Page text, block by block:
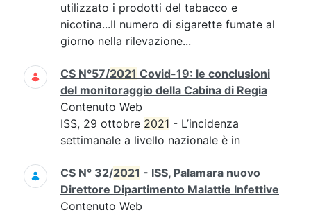
utilizzato i prodotti del tabacco e
nicotina...Il numero di sigarette fumate al
giorno nella rilevazione...
CS N°57/2021 Covid-19: le conclusioni
del monitoraggio della Cabina di Regia
Contenuto Web
ISS, 29 ottobre 2021 - L’incidenza
settimanale a livello nazionale è in
CS N° 32/2021 - ISS, Palamara nuovo
Direttore Dipartimento Malattie Infettive
Contenuto Web